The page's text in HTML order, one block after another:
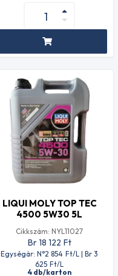
LIQUI MOLY TOP TEC
4500 5W30 5L
Cikkszám: NYL11027
Br 18 122 Ft
Egységár: N°2 854 Ft/L | Br 3
625 Ft/L
4 db/karton